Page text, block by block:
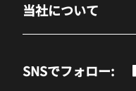
当社について
SNSでフォロー: